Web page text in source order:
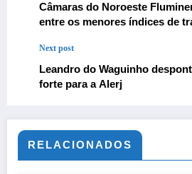
Câmaras do Noroeste
entre os menores índices de
Next post
Leandro do Waguinho
forte para a Alerj
RELACIONADOS